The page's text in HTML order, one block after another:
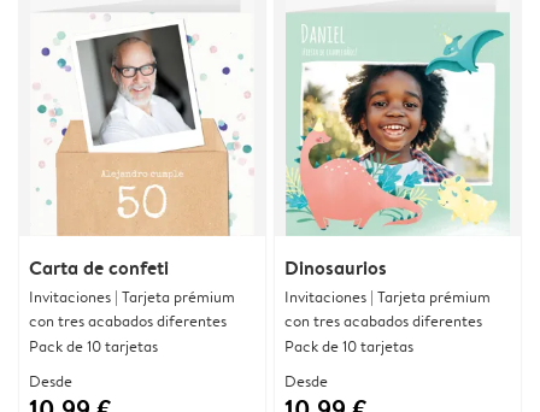
Carta de confeti
Invitaciones | Tarjeta prémium
con tres acabados diferentes
Pack de 10 tarjetas
Desde
Dinosaurios
Invitaciones | Tarjeta prémium
con tres acabados diferentes
Pack de 10 tarjetas
Desde